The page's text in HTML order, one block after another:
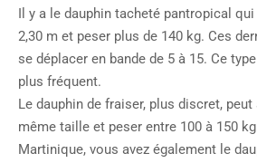
Il y a le dauphin tacheté pantropical
2,30 m et peser plus de 140 kg. Ces
se déplacer en bande de 5 à 15. Ce
plus fréquent.
Le dauphin de fraiser, plus discret,
même taille et peser entre 100 à 150
Martinique, vous avez également le